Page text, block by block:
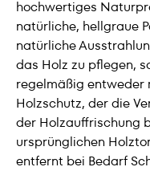
hochwertiges
natürliche, hellgraue
natürliche
das Holz zu pflegen,
regelmäßig
Holzschutz, der die
der Holzauffrischung
ursprünglichen
entfernt bei Bedarf